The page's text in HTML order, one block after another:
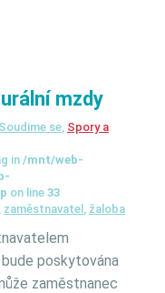
mzdy
Soudime se, Spory a
in/mnt/web-
on line 33
, zaměstnavatel , žaloba
poskytována
zaměstnanec